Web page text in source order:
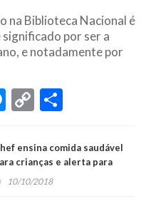
na Biblioteca Nacional é
por ser a
e notadamente por
Messenger
Copy
ensina comida saudável
crianças e alerta para
dos pais
10/10/2018